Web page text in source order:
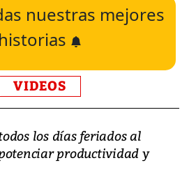
nuestras mejores
historias
VIDEOS
los días feriados al
productividad y